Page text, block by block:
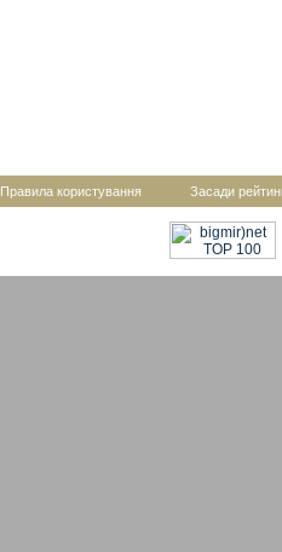
Правила користування Засади